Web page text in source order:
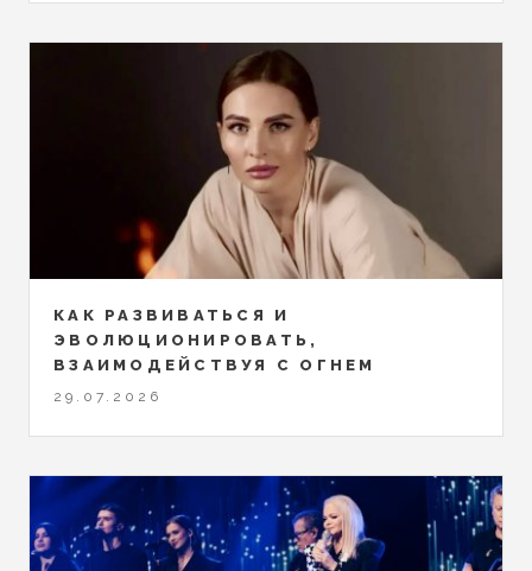
КАК РАЗВИВАТЬСЯ И
ЭВОЛЮЦИОНИРОВАТЬ,
ВЗАИМОДЕЙСТВУЯ С ОГНЕМ
29.07.2026